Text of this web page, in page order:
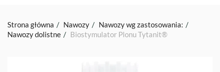
Strona główna Nawozy
Nawozy wg zastosowania:
Nawozy dolistne
Biostymulator Plonu Tytanit®